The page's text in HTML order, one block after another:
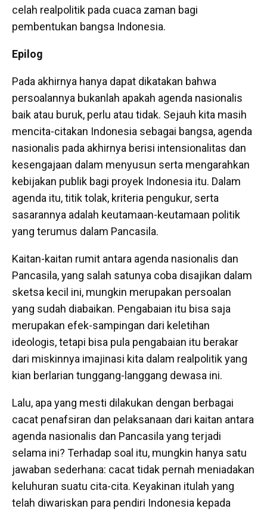
celah realpolitik pada cuaca zaman bagi
pembentukan bangsa Indonesia.
Epilog
Pada akhirnya hanya dapat dikatakan bahwa
persoalannya bukanlah apakah agenda nasionalis
baik atau buruk, perlu atau tidak. Sejauh kita masih
mencita-citakan Indonesia sebagai bangsa, agenda
nasionalis pada akhirnya berisi intensionalitas dan
kesengajaan dalam menyusun serta mengarahkan
kebijakan publik bagi proyek Indonesia itu. Dalam
agenda itu, titik tolak, kriteria pengukur, serta
sasarannya adalah keutamaan-keutamaan politik
yang terumus dalam Pancasila.
Kaitan-kaitan rumit antara agenda nasionalis dan
Pancasila, yang salah satunya coba disajikan dalam
sketsa kecil ini, mungkin merupakan persoalan
yang sudah diabaikan. Pengabaian itu bisa saja
merupakan efek-sampingan dari keletihan
ideologis, tetapi bisa pula pengabaian itu berakar
dari miskinnya imajinasi kita dalam realpolitik yang
kian berlarian tunggang-langgang dewasa ini.
Lalu, apa yang mesti dilakukan dengan berbagai
cacat penafsiran dan pelaksanaan dari kaitan antara
agenda nasionalis dan Pancasila yang terjadi
selama ini? Terhadap soal itu, mungkin hanya satu
jawaban sederhana: cacat tidak pernah meniadakan
keluhuran suatu cita-cita. Keyakinan itulah yang
telah diwariskan para pendiri Indonesia kepada